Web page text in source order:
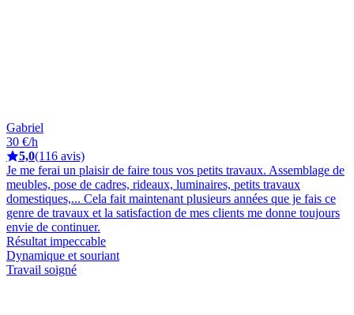
Gabriel
30 €/h
5,0(116 avis)
Je me ferai un plaisir de faire tous vos petits travaux. Assemblage de
meubles, pose de cadres, rideaux, luminaires, petits travaux
domestiques,... Cela fait maintenant plusieurs années que je fais ce
genre de travaux et la satisfaction de mes clients me donne toujours
envie de continuer.
Résultat impeccable
Dynamique et souriant
Travail soigné